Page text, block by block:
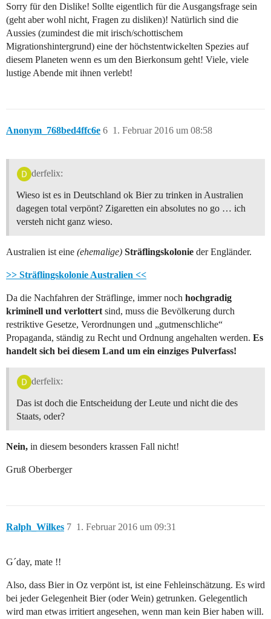
Sorry für den Dislike! Sollte eigentlich für die Ausgangsfrage sein
(geht aber wohl nicht, Fragen zu disliken)! Natürlich sind die
Aussies (zumindest die mit irisch/schottischem
Migrationshintergrund) eine der höchstentwickelten Spezies auf
diesem Planeten wenn es um den Bierkonsum geht! Viele, viele
lustige Abende mit ihnen verlebt!
Anonym_768bed4ffc6e 1. Februar 2016 um 08:58
6
derfelix:
Wieso ist es in Deutschland ok Bier zu trinken in Australien
dagegen total verpönt? Zigaretten ein absolutes no go … ich
versteh nicht ganz wieso.
Australien ist eine (ehemalige) Sträflingskolonie der Engländer.
>> Sträflingskolonie Australien <<
Da die Nachfahren der Sträflinge, immer noch hochgradig
kriminell und verlottert sind, muss die Bevölkerung durch
restriktive Gesetze, Verordnungen und „gutmenschliche“
Propaganda, ständig zu Recht und Ordnung angehalten werden. Es
handelt sich bei diesem Land um ein einziges Pulverfass!
derfelix:
Das ist doch die Entscheidung der Leute und nicht die des
Staats, oder?
Nein, in diesem besonders krassen Fall nicht!
Gruß Oberberger
Ralph_Wilkes 1. Februar 2016 um 09:31
7
G´day, mate !!
Also, dass Bier in Oz verpönt ist, ist eine Fehleinschätzung. Es wird
bei jeder Gelegenheit Bier (oder Wein) getrunken. Gelegentlich
wird man etwas irritiert angesehen, wenn man kein Bier haben will.